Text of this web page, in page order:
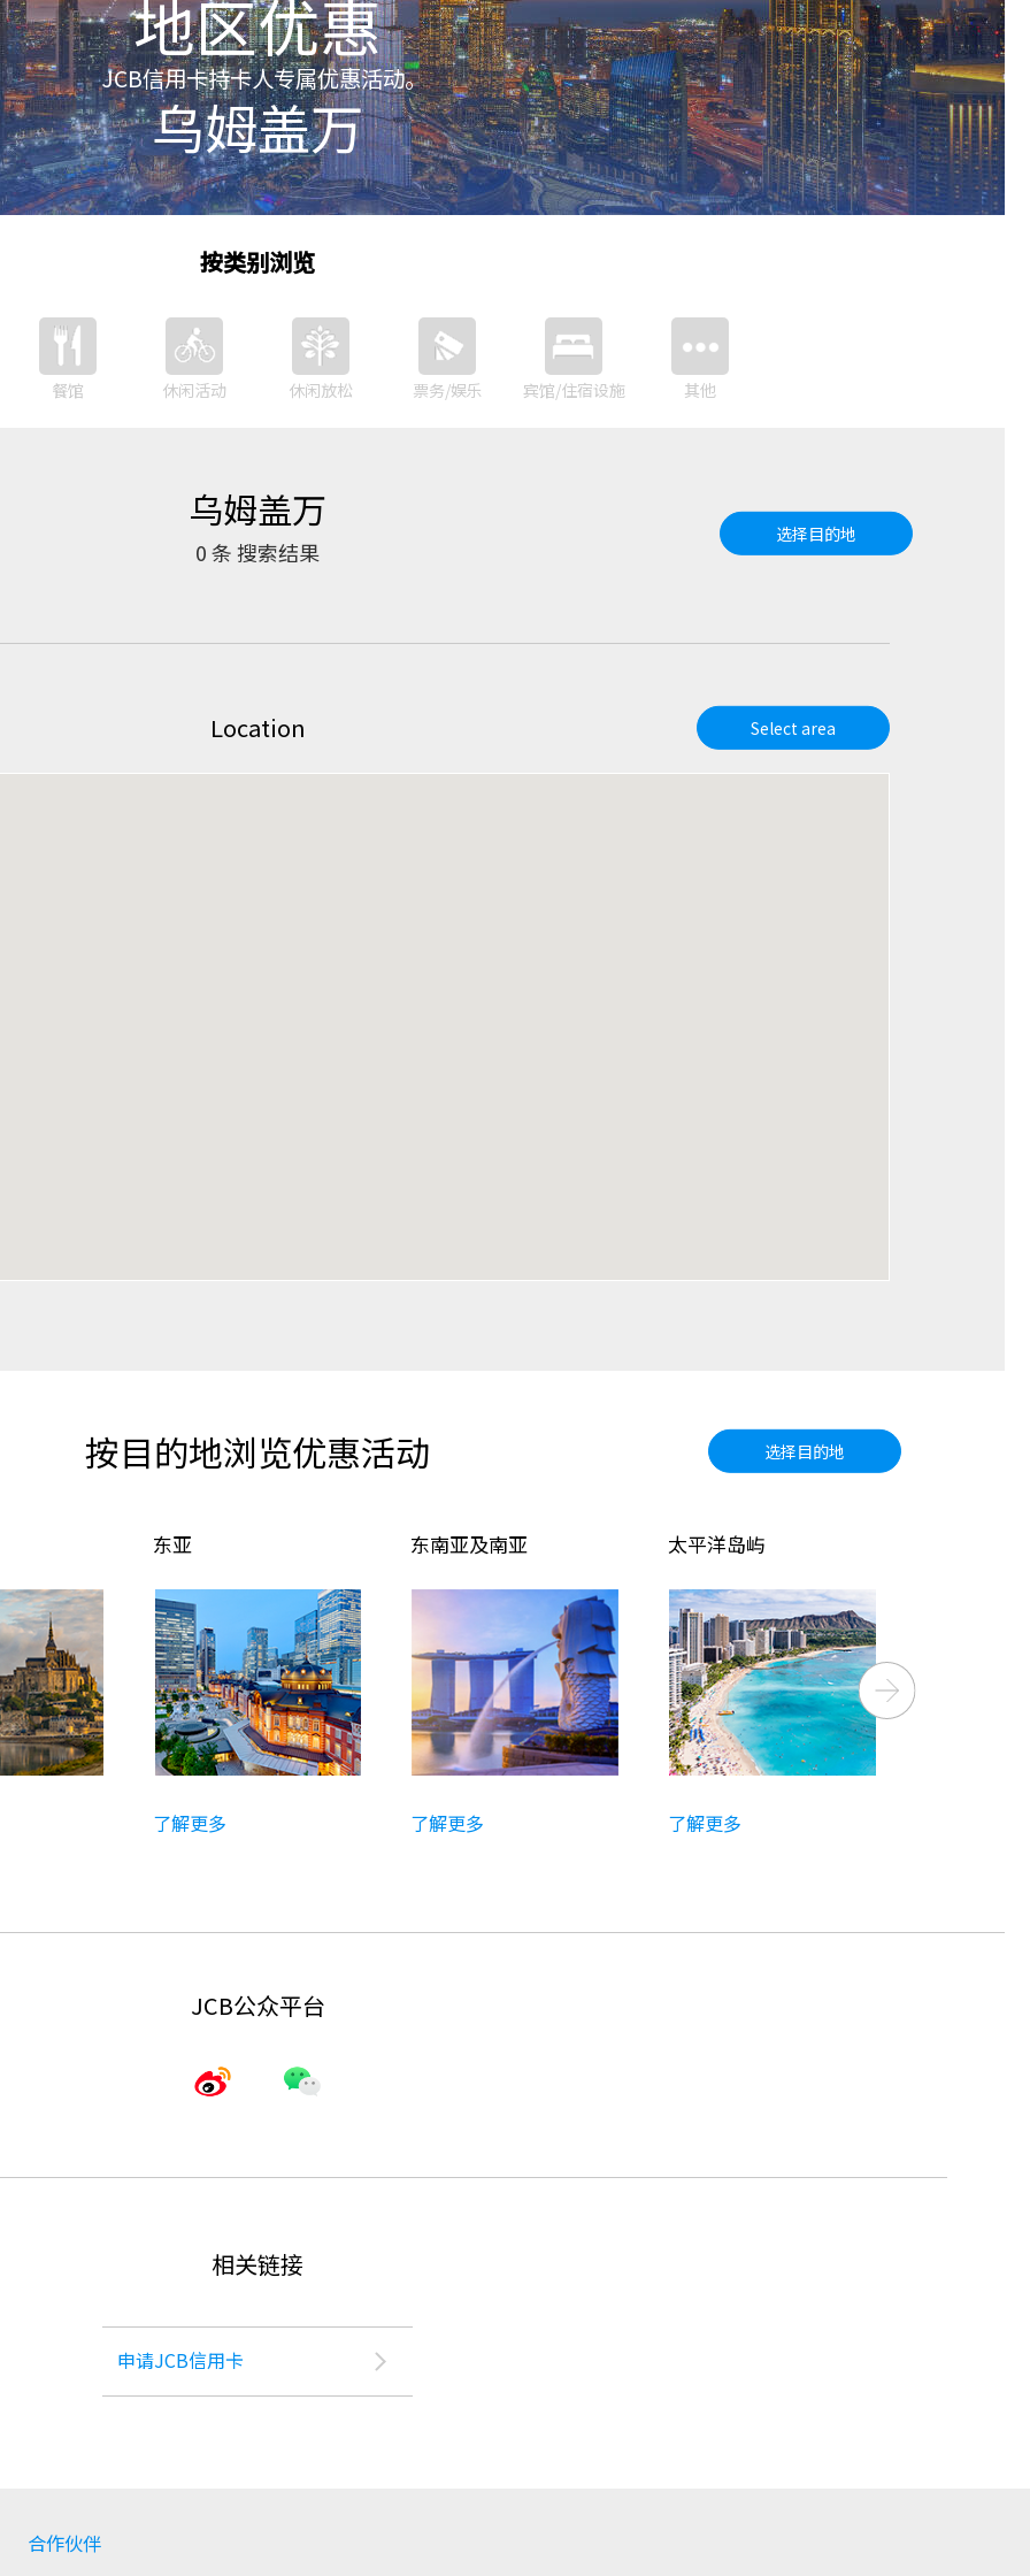
地区优惠
JCB信用卡持卡人专属优惠活动。
乌姆盖万
按类别浏览
餐馆 休闲活动 休闲放松 票务/娱乐 宾馆/住宿设施 其他
乌姆盖万
0条 搜索结果
选择目的地
Location Select area
按目的地浏览优惠活动 选择目的地
东亚
了解更多
东南亚及南亚
了解更多
太平洋岛屿
了解更多
Next
JCB公众平台
相关链接
申请JCB信用卡
合作伙伴